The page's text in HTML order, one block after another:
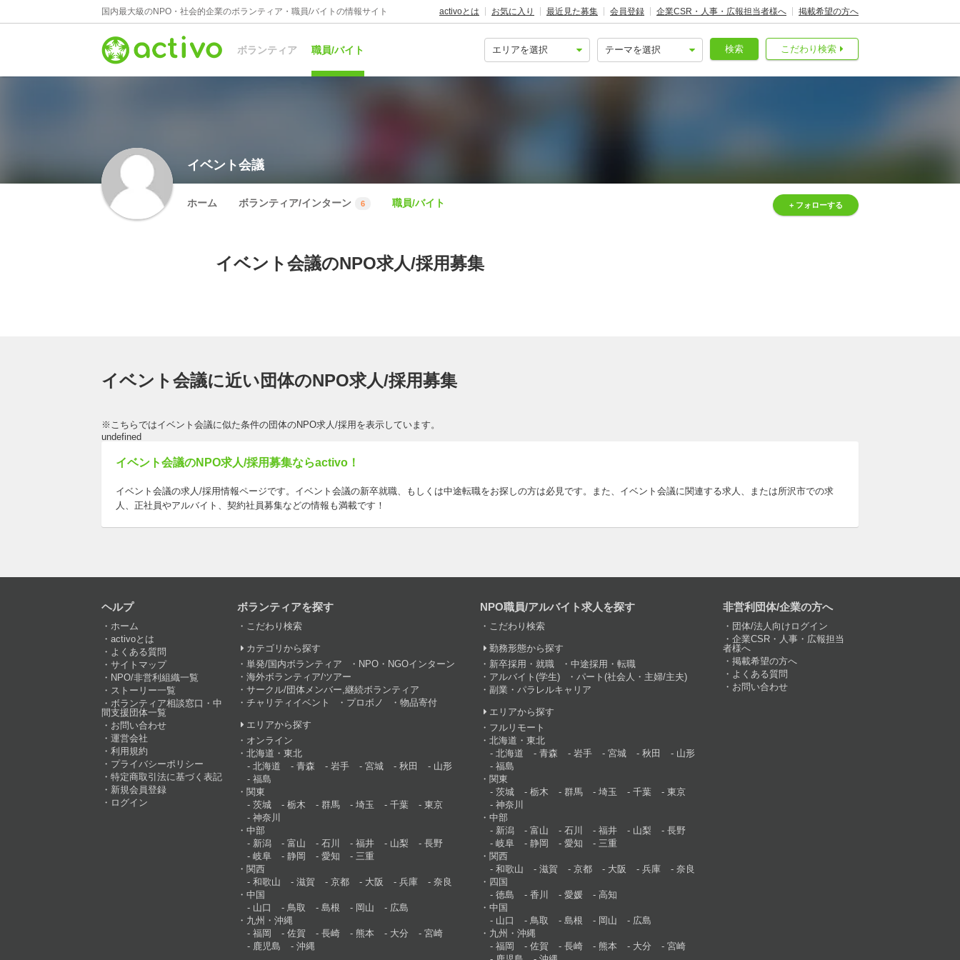
国内最大級のNPO・社会的企業のボランティア・職員/バイトの情報サイト activoとは お気に入り 最近見た募集 会員登録 企業CSR・人事・広報担当者様へ 掲載希望の方へ
ボランティア 職員/バイト こだわり検索
検索
イベント会議
ホーム ボランティア/インターン 6 職員/バイト + フォローする
イベント会議のNPO求人/採用募集
イベント会議に近い団体のNPO求人/採用募集
※こちらではイベント会議に似た条件の団体のNPO求人/採用を表示しています。
undefined
イベント会議のNPO求人/採用募集ならactivo！
イベント会議の求人/採用情報ページです。イベント会議の新卒就職、もしくは中途転職をお探しの方は必見です。また、イベント会議に関連する求人、または所沢市での求
人、正社員やアルバイト、契約社員募集などの情報も満載です！
ヘルプ
ホーム
activoとは
よくある質問
サイトマップ
NPO/非営利組織一覧
ストーリー一覧
ボランティア相談窓口・中
間支援団体一覧
お問い合わせ
運営会社
利用規約
プライバシーポリシー
特定商取引法に基づく表記
新規会員登録
ログイン
ボランティアを探す
こだわり検索
カテゴリから探す
単発/国内ボランティア
NPO・NGOインターン
海外ボランティア/ツアー
サークル/団体メンバー,継続ボランティア
チャリティイベント
プロボノ 物品寄付
エリアから探す
オンライン
北海道・東北
北海道
青森 岩手 宮城 秋田
山形
福島
関東
茨城
栃木 群馬 埼玉 千葉
東京
神奈川
中部
新潟
富山 石川 福井 山梨
長野
岐阜
静岡 愛知
三重
関西
和歌山
滋賀 京都 大阪 兵庫
奈良
中国
山口
鳥取 島根 岡山
広島
九州・沖縄
福岡
佐賀 長崎 熊本 大分
宮崎
鹿児島
沖縄
NPO職員/アルバイト求人を探す
こだわり検索
勤務形態から探す
新卒採用・就職
中途採用・転職
アルバイト(学生)
パート(社会人・主婦/主夫)
副業・パラレルキャリア
エリアから探す
フルリモート
北海道・東北
北海道
青森 岩手 宮城 秋田
山形
福島
関東
茨城
栃木 群馬 埼玉 千葉
東京
神奈川
中部
新潟
富山 石川 福井 山梨
長野
岐阜
静岡 愛知
三重
関西
和歌山
滋賀 京都 大阪 兵庫
奈良
四国
徳島
香川 愛媛
高知
中国
山口
鳥取 島根 岡山
広島
九州・沖縄
福岡
佐賀 長崎 熊本 大分
宮崎
非営利団体/企業の方へ
団体/法人向けログイン
企業CSR・人事・広報担当
者様へ
掲載希望の方へ
よくある質問
お問い合わせ